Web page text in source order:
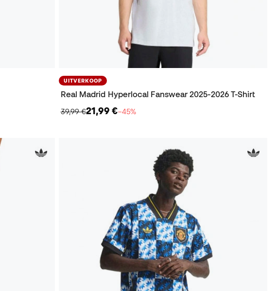
UITVERKOOP
Real Madrid Hyperlocal Fanswear 2025-2026 T-Shirt
39,99 €21,99 €−45%